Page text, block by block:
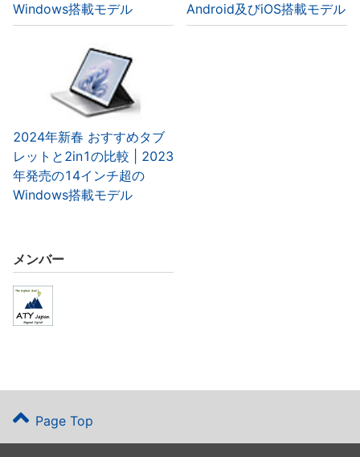
Windows搭載モデル
Android及びiOS搭載モデル
2024年新春 おすすめタブ
レットと2in1の比較 | 2023
年発売の14インチ超の
Windows搭載モデル
メンバー
Page Top